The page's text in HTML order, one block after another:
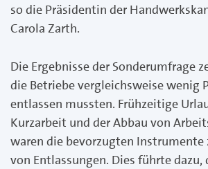
so die Präsidentin der
Carola Zarth.
Die Ergebnisse der Sonderumfrage
die Betriebe vergleichsweise wenig
entlassen mussten. Frühzeitige
Kurzarbeit und der Abbau von
waren die bevorzugten Instrumente
von Entlassungen. Dies führte